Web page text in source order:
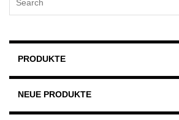
PRODUKTE
NEUE PRODUKTE